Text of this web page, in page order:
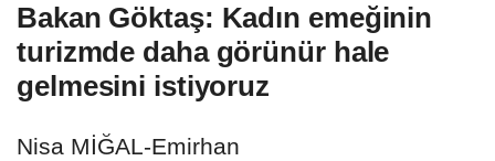
Bakan Göktaş: Kadın emeğinin
turizmde daha görünür hale
gelmesini istiyoruz
Nisa MİĞAL-Emirhan